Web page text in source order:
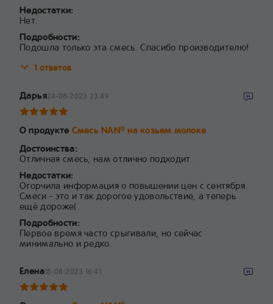
Недостатки:
Нет.
Подробности:
Подошла только эта смесь. Спасибо производителю!
1 ответов
Дарья24-08-2023 23:49
О продукте Смесь NAN® на козьем молоке
Достоинства:
Отличная смесь, нам отлично подходит.
Недостатки:
Огорчила информация о повышении цен с сентября.
Смеси - это и так дорогое удовольствие, а теперь
ещё дороже(
Подробности:
Первое время часто срыгивали, но сейчас
минимально и редко.
Елена18-08-2023 16:41